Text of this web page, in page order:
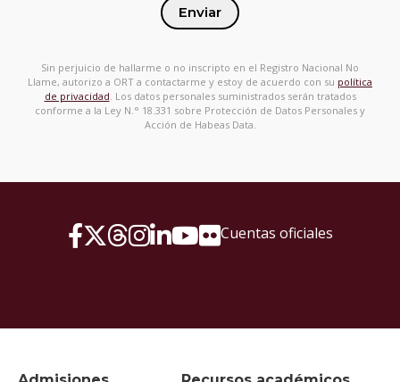
Enviar
Sin perjuicio de hallarme o no inscripto en el Registro Nacional No
Llame, autorizo a ORT a contactarme y estoy de acuerdo con su política
de privacidad . Los datos personales suministrados serán tratados
conforme a la Ley N.° 18.331 sobre Protección de Datos Personales y
Acción de Habeas Data.
Cuentas oficiales